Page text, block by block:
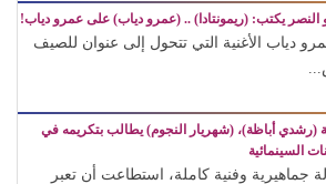
النصر يكتب: (ريمونتادا) .. (عمرو دياب) على عمرو دياب!
دياب الأغنية التي تتحول إلى عنوان للصيف
(رشدي أباظة)، (شهريار النجوم) يطالب بتكريمه في
السينمائية
جماهيرية وفنية كاملة، استطاعت أن تعبر